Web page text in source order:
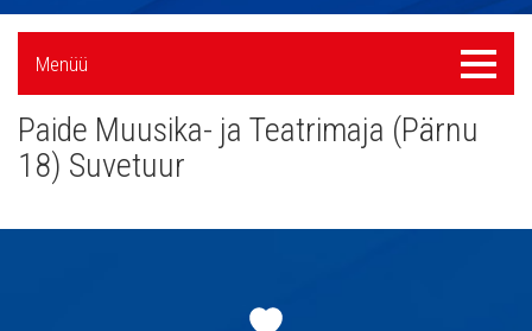
Külgpaani
navigatsioon
Menüü
Menüü
Paide Muusika- ja Teatrimaja (Pärnu
18) Suvetuur